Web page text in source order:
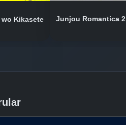
Kikasete Junjou Romantica 2